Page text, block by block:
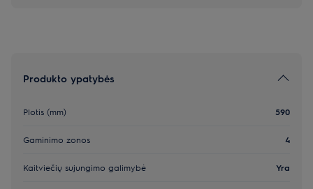
Produkto ypatybės
Plotis (mm) 590
Gaminimo zonos 4
Kaitviečių sujungimo galimybė Yra